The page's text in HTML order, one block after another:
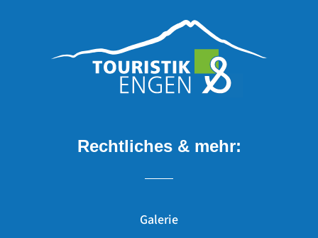
Rechtliches & mehr:
Galerie